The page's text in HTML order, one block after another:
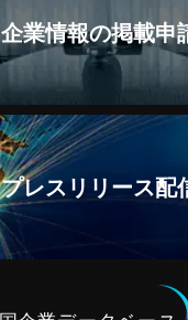
企業情報の掲載申
プレスリリース配